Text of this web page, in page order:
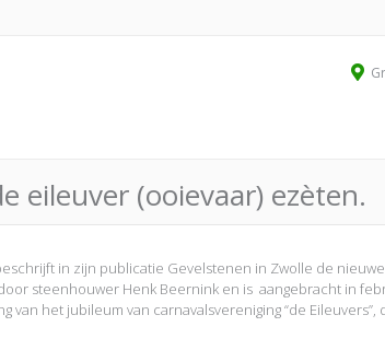
eileuver (ooievaar) ezèten.
in zijn publicatie Gevelstenen in Zwolle de
steenhouwer Henk Beernink en is aangebracht in
het jubileum van carnavalsvereniging “de Eileuvers”,